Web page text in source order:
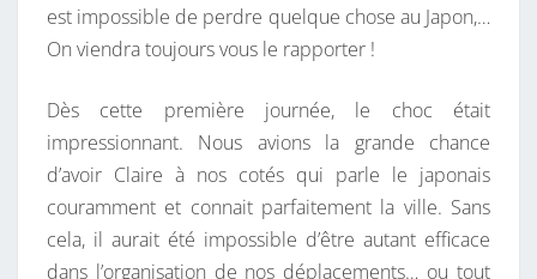
est impossible de perdre quelque chose au Japon,…
On viendra toujours vous le rapporter !
Dès cette première journée, le choc était
impressionnant. Nous avions la grande chance
d’avoir Claire à nos cotés qui parle le japonais
couramment et connait parfaitement la ville. Sans
cela, il aurait été impossible d’être autant efficace
dans l’organisation de nos déplacements… ou tout